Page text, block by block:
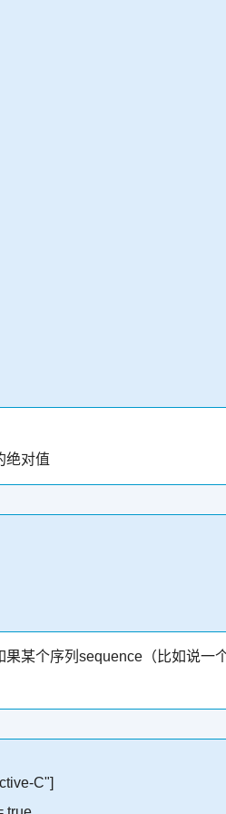
绝对值
某个序列sequence（比如说一
C"]